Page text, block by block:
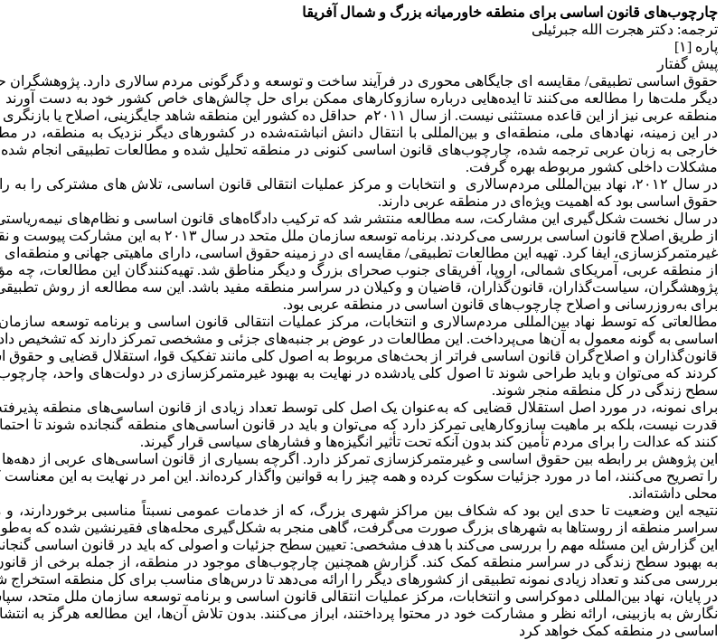
چارچوب‌های قانون اساسی برای منطقه خاورمیانه بزرگ و شمال آفریقا
ترجمه: دکتر هجرت الله جبرئیلی
پاره [۱]
پیش گفتار
حقوق اساسی تطبیقی/ مقایسه ای جایگاهی محوری در فرآیند ساخت و توسعه و دگرگونی مردم سالاری دارد. پژوهشگران
دیگر ملت‌ها را مطالعه می‌کنند تا ایده‌هایی درباره سازوکارهای ممکن برای حل چالش‌های خاص کشور خود به دست آورند
منطقه عربی نیز از این قاعده مستثنی نیست. از سال ۲۰۱۱م حداقل ده کشور این منطقه شاهد جایگزینی، اصلاح یا بازنگری در چارچوب‌های قانون اساسی خود بوده‌اند.
در این زمینه، نهادهای ملی، منطقه‌ای و بین‌المللی با انتقال دانش انباشته‌شده در کشورهای دیگر نزدیک به
خارجی به زبان عربی ترجمه شده، چارچوب‌های قانون اساسی کنونی در منطقه تحلیل شده و مطالعات تطبیقی انجام
مشکلات داخلی کشور مربوطه بهره گرفت.
در سال ۲۰۱۲، نهاد بین‌المللی مردم‌سالاری و انتخابات و مرکز عملیات انتقالی قانون اساسی، تلاش های
حقوق اساسی بود که اهمیت ویژه‌ای در منطقه عربی دارند.
در سال نخست شکل‌گیری این مشارکت، سه مطالعه منتشر شد که ترکیب دادگاه‌های قانون اساسی و نظام‌های
از طریق اصلاح قانون اساسی بررسی می‌کردند.
غیرمتمرکزسازی، ایفا کرد. تهیه این مطالعات تطبیقی/ مقایسه ای در زمینه حقوق اساسی، دارای ماهیتی جهانی و منطقه‌ای
از منطقه عربی، آمریکای شمالی، اروپا، آفریقای جنوب صحرای بزرگ و دیگر مناطق شد. تهیه‌کنندگان این مطالعات، چه
پژوهشگران، سیاست‌گذاران، قانون‌گذاران، قاضیان و وکیلان در سراسر منطقه مفید باشد. این سه مطالعه از روش
برای به‌روزرسانی و اصلاح چارچوب‌های قانون اساسی در منطقه عربی بود.
مطالعاتی که توسط نهاد بین‌المللی مردم‌سالاری و انتخابات، مرکز عملیات انتقالی قانون اساسی و برنامه توسعه
اساسی به گونه معمول به آن‌ها می‌پرداخت. این مطالعات در عوض بر جنبه‌های جزئی و مشخصی تمرکز دارند که تشخیص
کردند که می‌توان و باید طراحی شوند تا اصول کلی یادشده در نهایت به بهبود غیرمتمرکزسازی در دولت‌های واحد،
سطح زندگی در کل منطقه منجر شوند.
برای نمونه، در مورد اصل استقلال قضایی که به‌عنوان یک اصل کلی توسط تعداد زیادی از قانون اساسی‌های منطقه
قدرت نیست، بلکه بر ماهیت سازوکارهایی تمرکز دارد که می‌توان و باید در قانون اساسی‌های منطقه گنجانده شوند تا
کنند که عدالت را برای مردم تأمین کند بدون آنکه تحت تأثیر انگیزه‌ها و فشارهای سیاسی قرار گیرند.
این پژوهش بر رابطه بین حقوق اساسی و غیرمتمرکزسازی تمرکز دارد. اگرچه بسیاری از قانون اساسی‌های عربی از
را تصریح می‌کنند، اما در مورد جزئیات سکوت کرده و همه چیز را به قوانین واگذار کرده‌اند. این امر در نهایت به این
محلی داشته‌اند.
نتیجه این وضعیت تا حدی این بود که شکاف بین مراکز شهری بزرگ، که از خدمات عمومی نسبتاً مناسبی برخوردارند،
سراسر منطقه از روستاها به شهرهای بزرگ صورت می‌گرفت، گاهی منجر به شکل‌گیری محله‌های فقیرنشین شده که به‌طور
این گزارش این مسئله مهم را بررسی می‌کند با هدف مشخصی: تعیین سطح جزئیات و اصولی که باید در قانون اساسی گنجانده
بررسی می‌کند و تعداد زیادی نمونه تطبیقی از کشورهای دیگر را ارائه می‌دهد تا درس‌های مناسب برای کل منطقه استخراج
در پایان، نهاد بین‌المللی دموکراسی و انتخابات، مرکز عملیات انتقالی قانون اساسی و برنامه توسعه سازمان ملل
نگارش به بازبینی، ارائه نظر و مشارکت خود در محتوا پرداختند، ابراز می‌کنند. بدون تلاش آن‌ها، این مطالعه هرگز به
اساسی در منطقه کمک خواهد کرد